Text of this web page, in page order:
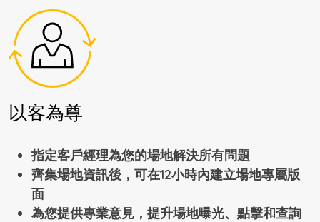
以客為尊
指定客戶經理為您的場地解決所有問題
齊集場地資訊後，可在12小時內建立場地專屬版
面
為您提供專業意見，提升場地曝光、點擊和查詢